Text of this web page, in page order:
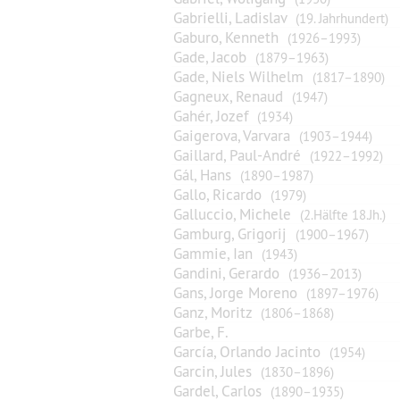
Gabrielli, Ladislav (19. Jahrhundert)
Gaburo, Kenneth (1926–1993)
Gade, Jacob (1879–1963)
Gade, Niels Wilhelm (1817–1890)
Gagneux, Renaud (1947)
Gahér, Jozef (1934)
Gaigerova, Varvara (1903–1944)
Gaillard, Paul-André (1922–1992)
Gál, Hans (1890–1987)
Gallo, Ricardo (1979)
Galluccio, Michele (2.Hälfte 18.Jh.)
Gamburg, Grigorij (1900–1967)
Gammie, Ian (1943)
Gandini, Gerardo (1936–2013)
Gans, Jorge Moreno (1897–1976)
Ganz, Moritz (1806–1868)
Garbe, F.
García, Orlando Jacinto (1954)
Garcin, Jules (1830–1896)
Gardel, Carlos (1890–1935)